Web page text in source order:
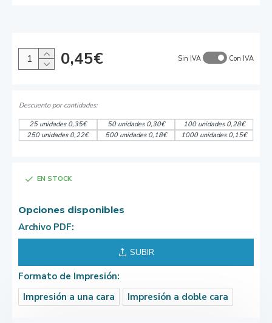
EN STOCK
0,45€ Sin IVA Con IVA
25 unidades 0,35€ 50 unidades 0,30€
100 unidades 0,28€
250 unidades 0,22€
500 unidades 0,18€ 1000 unidades 0,15€
Opciones disponibles
Archivo PDF:
SUBIR
Formato de Impresión:
Impresión a una cara
Impresión a doble cara